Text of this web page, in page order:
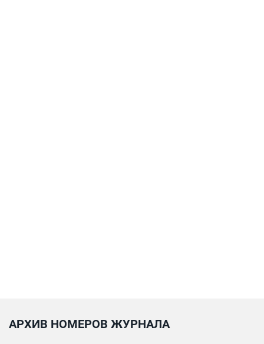
АРХИВ НОМЕРОВ ЖУРНАЛА